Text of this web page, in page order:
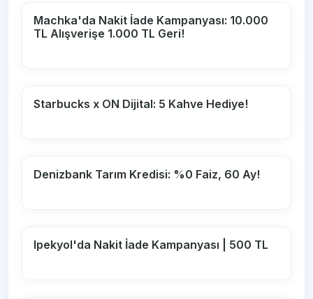
Machka'da Nakit İade Kampanyası: 10.000
TL Alışverişe 1.000 TL Geri!
Starbucks x ON Dijital: 5 Kahve Hediye!
Denizbank Tarım Kredisi: %0 Faiz, 60 Ay!
Ipekyol'da Nakit İade Kampanyası | 500 TL